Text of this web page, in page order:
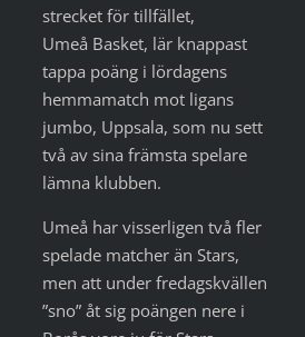
strecket för tillfället,
Umeå Basket, lär knappast
tappa poäng i lördagens
hemmamatch mot ligans
jumbo, Uppsala, som nu sett
två av sina främsta spelare
lämna klubben.
Umeå har visserligen två fler
spelade matcher än Stars,
men att under fredagskvällen
”sno” åt sig poängen nere i